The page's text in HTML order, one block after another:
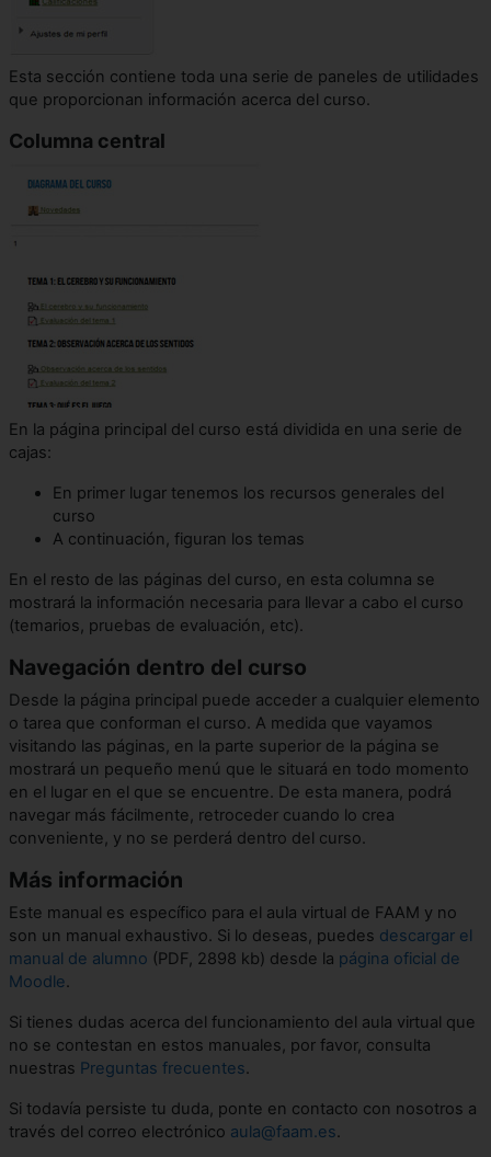
Esta sección contiene toda una serie de paneles de utilidades
que proporcionan información acerca del curso.
Columna central
En la página principal del curso está dividida en una serie de
cajas:
En primer lugar tenemos los recursos generales del
curso
A continuación, figuran los temas
En el resto de las páginas del curso, en esta columna se
mostrará la información necesaria para llevar a cabo el curso
(temarios, pruebas de evaluación, etc).
Navegación dentro del curso
Desde la página principal puede acceder a cualquier elemento
o tarea que conforman el curso. A medida que vayamos
visitando las páginas, en la parte superior de la página se
mostrará un pequeño menú que le situará en todo momento
en el lugar en el que se encuentre. De esta manera, podrá
navegar más fácilmente, retroceder cuando lo crea
conveniente, y no se perderá dentro del curso.
Más información
Este manual es específico para el aula virtual de FAAM y no
son un manual exhaustivo. Si lo deseas, puedes descargar el
manual de alumno (PDF, 2898 kb) desde la página oficial de
Moodle.
Si tienes dudas acerca del funcionamiento del aula virtual que
no se contestan en estos manuales, por favor, consulta
nuestras Preguntas frecuentes.
Si todavía persiste tu duda, ponte en contacto con nosotros a
través del correo electrónico aula@faam.es.